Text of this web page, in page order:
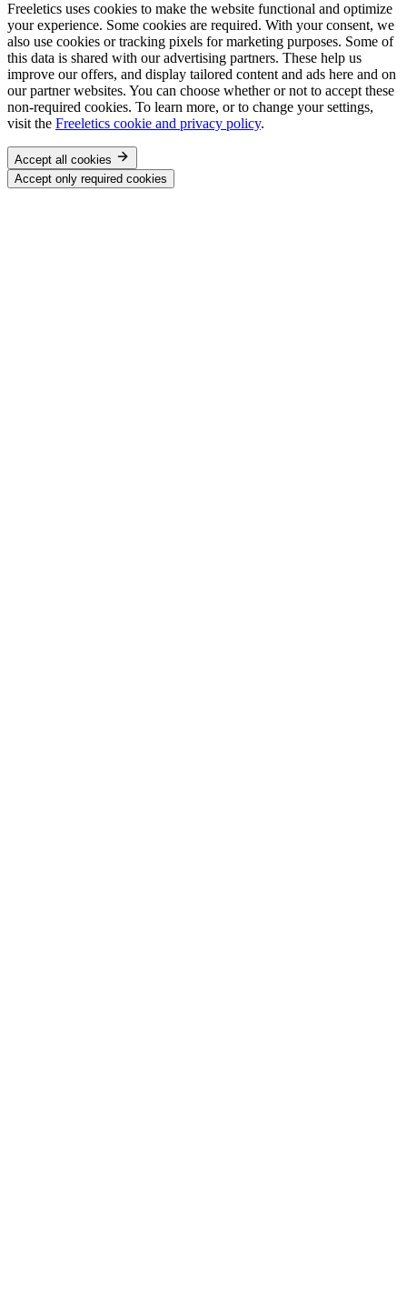
Freeletics uses cookies to make the website functional and optimize
your experience. Some cookies are required. With your consent, we
also use cookies or tracking pixels for marketing purposes. Some of
this data is shared with our advertising partners. These help us
improve our offers, and display tailored content and ads here and on
our partner websites. You can choose whether or not to accept these
non-required cookies. To learn more, or to change your settings,
visit the Freeletics cookie and privacy policy.
Accept all cookies
Accept only required cookies